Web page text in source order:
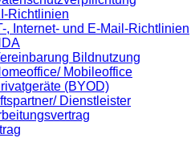
Richtlinien
, Internet- und E-Mail-Richtlinien
Bildnutzung
Mobileoffice
(BYOD)
Dienstleister